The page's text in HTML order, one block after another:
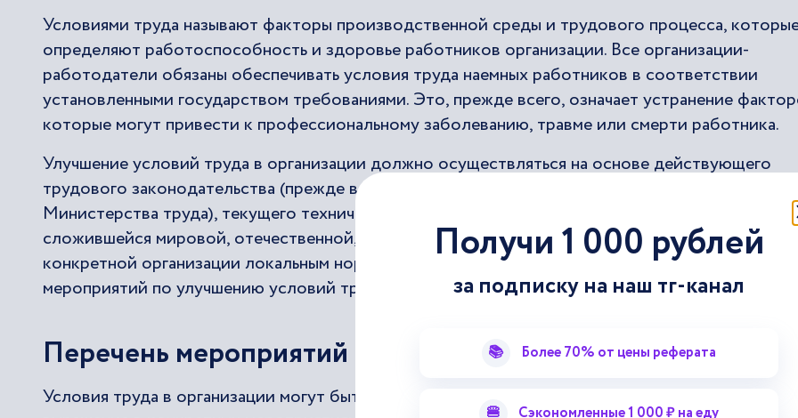
Условиями труда называют факторы производственной среды и трудового процесса,
определяют работоспособность и здоровье работников организации. Все организации-
работодатели обязаны обеспечивать условия труда наемных работников в соответствии
установленными государством требованиями. Это, прежде всего, означает устранение
которые могут привести к профессиональному заболеванию, травме или смерти работника.
Улучшение условий труда в организации должно осуществляться на основе действующего
трудового законодательства (прежде всего, Трудового кодекса и нормативных правовых актов
Министерства труда), текущего технического и организационного уровня рабочего места,
сложившейся мировой, отечественной, отраслевой практики улучшения трудовых условий. В
конкретной организации локальным нормативным актом обычно утверждается специальный
мероприятий по улучшению условий труда.
Перечень мероприятий по улучшению условий труда
Условия труда в организации могут быть улучшены различными способами. Они находят
Получи 1 000 рублей
за подписку на наш тг-канал
📚 Более 70% от цены реферата
🍔 Сэкономленные 1 000 ₽ на еду